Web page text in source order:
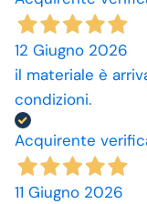
12 Giugno 2026
il materiale è
condizioni.
Acquirente
11 Giugno 2026